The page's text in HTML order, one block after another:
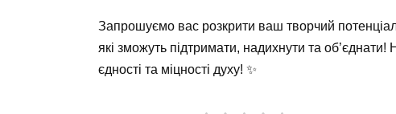
Запрошуємо вас розкрити ваш творчий
які зможуть підтримати, надихнути та
єдності та міцності духу! ✨